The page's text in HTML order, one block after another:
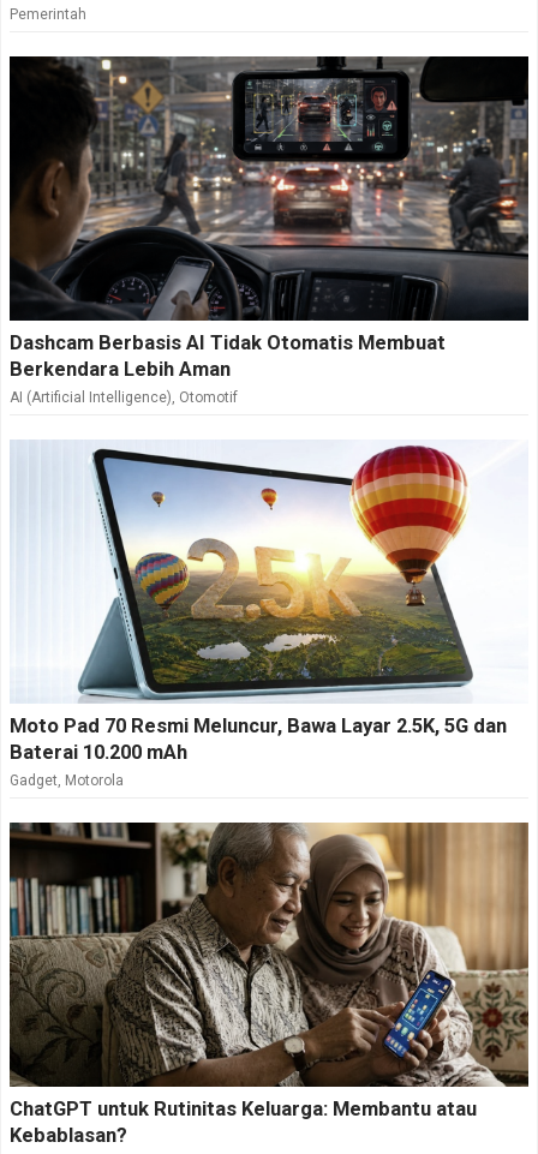
Pemerintah
Dashcam Berbasis AI Tidak Otomatis Membuat
Berkendara Lebih Aman
AI (Artificial Intelligence), Otomotif
Moto Pad 70 Resmi Meluncur, Bawa Layar 2.5K, 5G dan
Baterai 10.200 mAh
Gadget, Motorola
ChatGPT untuk Rutinitas Keluarga: Membantu atau
Kebablasan?